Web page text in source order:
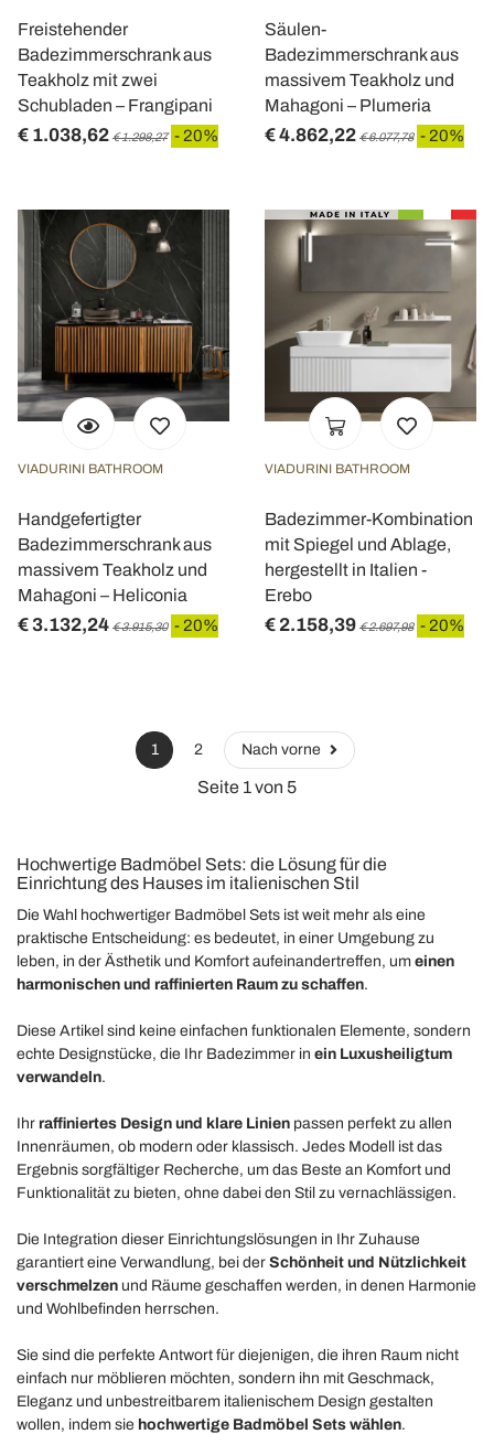
Freistehender
Badezimmerschrank aus
Teakholz mit zwei
Schubladen – Frangipani
€ 1.038,62 € 1.298,27 - 20%
Säulen-
Badezimmerschrank aus
massivem Teakholz und
Mahagoni – Plumeria
€ 4.862,22 € 6.077,78 - 20%
VIADURINI BATHROOM
Handgefertigter
Badezimmerschrank aus
massivem Teakholz und
Mahagoni – Heliconia
€ 3.132,24 € 3.915,30 - 20%
VIADURINI BATHROOM
Badezimmer-Kombination
mit Spiegel und Ablage,
hergestellt in Italien -
Erebo
€ 2.158,39 € 2.697,98 - 20%
1 2 Nach vorne
Seite 1 von 5
Hochwertige Badmöbel Sets: die Lösung für die
Einrichtung des Hauses im italienischen Stil
Die Wahl hochwertiger Badmöbel Sets ist weit mehr als eine
praktische Entscheidung: es bedeutet, in einer Umgebung zu
leben, in der Ästhetik und Komfort aufeinandertreffen, um einen
harmonischen und raffinierten Raum zu schaffen.
Diese Artikel sind keine einfachen funktionalen Elemente, sondern
echte Designstücke, die Ihr Badezimmer in ein Luxusheiligtum
verwandeln.
Ihr raffiniertes Design und klare Linien passen perfekt zu allen
Innenräumen, ob modern oder klassisch. Jedes Modell ist das
Ergebnis sorgfältiger Recherche, um das Beste an Komfort und
Funktionalität zu bieten, ohne dabei den Stil zu vernachlässigen.
Die Integration dieser Einrichtungslösungen in Ihr Zuhause
garantiert eine Verwandlung, bei der Schönheit und Nützlichkeit
verschmelzen und Räume geschaffen werden, in denen Harmonie
und Wohlbefinden herrschen.
Sie sind die perfekte Antwort für diejenigen, die ihren Raum nicht
einfach nur möblieren möchten, sondern ihn mit Geschmack,
Eleganz und unbestreitbarem italienischem Design gestalten
wollen, indem sie hochwertige Badmöbel Sets wählen.